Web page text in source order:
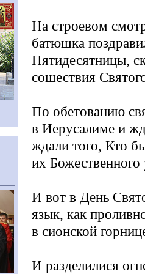
На строевом
батюшка
Пятидесятницы,
сошествия
По обетованию
в Иерусалиме и
ждали того, Кто
их Божественного
И вот в День
язык, как
в сионской
И разделилися